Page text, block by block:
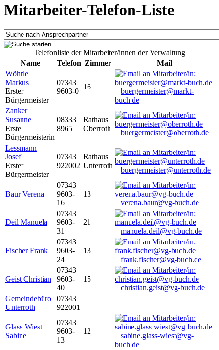
Mitarbeiter-Telefon-Liste
Telefonliste der Mitarbeiter/innen der Verwaltung
Name
Telefon Zimmer
Mail
Wöhrle
Markus
Erster
Bürgermeister
07343
9603-0
16
buergermeister@markt-
buch.de
Zanker
Susanne
Erste
Bürgermeisterin
08333
8965
Rathaus
Oberroth
buergermeister@oberroth.de
Lessmann
Josef
Erster
Bürgermeister
07343
922002
Rathaus
Unterroth
buergermeister@unterroth.de
Baur Verena
07343
9603-
16
13
verena.baur@vg-buch.de
Deil Manuela
07343
9603-
31
21
manuela.deil@vg-buch.de
Fischer Frank
07343
9603-
24
13
frank.fischer@vg-buch.de
Geist Christian
07343
9603-
40
15
christian.geist@vg-buch.de
Gemeindebüro
Unterroth
07343
922001
Glass-Wiest
Sabine
07343
9603-
13
12
sabine.glass-wiest@vg-
buch.de